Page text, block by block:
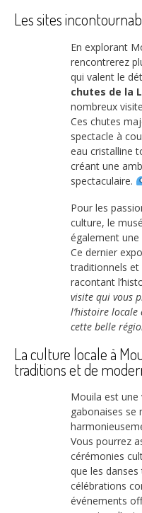
Les sites
En explorant
rencontrerez
qui valent le
chutes de la
nombreux
Ces chutes
spectacle à
eau cristalline
créant une
spectaculaire.
Pour les
culture, le
également
Ce dernier
traditionnels et
racontant
visite qui vous
l’histoire locale
cette belle
La culture locale à
traditions et de
Mouila est une
gabonaises se
Vous pourrez
cérémonies
que les
célébrations
événements